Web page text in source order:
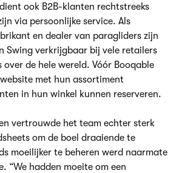
ook B2B-klanten rechtstreeks
via persoonlijke service. Als
en dealer van paragliders zijn
Swing verkrijgbaar bij vele retailers
over de hele wereld. Vóór Booqable
met hun assortiment
in hun winkel kunnen reserveren.
vertrouwde het team echter sterk
om de boel draaiende te
moeilijker te beheren werd naarmate
“We hadden moeite om een